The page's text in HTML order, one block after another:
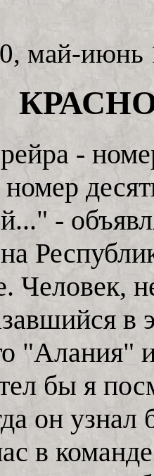
май-июнь
-
номер
-
Человек,
в
"Алания"
бы я
он
в